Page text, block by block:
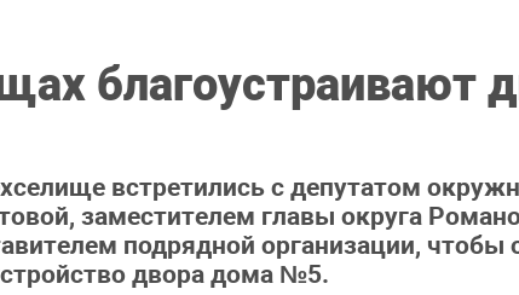
благоустраивают
встретились с депутатом
заместителем главы округа
подрядной организации, чтобы
двора дома №5.